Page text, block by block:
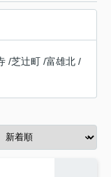
/芝辻町 /富雄北 /